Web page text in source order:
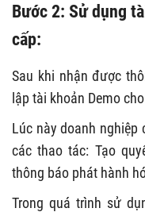
Bước 2: Sử dụng
cấp:
Sau khi nhận được
lập tài khoản Demo
Lúc này doanh nghiệp
các thao tác: Tạo
thông báo phát hành
Trong quá trình sử